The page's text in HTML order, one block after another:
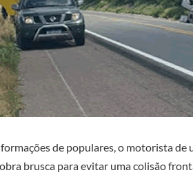
de populares, o motorista de
brusca para evitar uma colisão